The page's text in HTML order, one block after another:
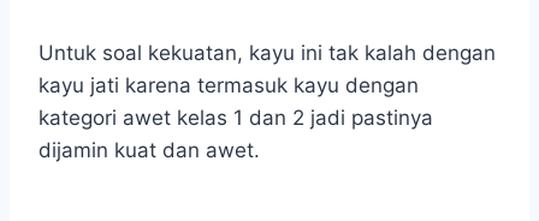
Untuk soal kekuatan, kayu ini tak kalah dengan
kayu jati karena termasuk kayu dengan
kategori awet kelas 1 dan 2 jadi pastinya
dijamin kuat dan awet.